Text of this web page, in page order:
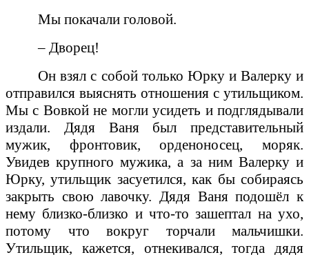
Мы покачали головой.
– Дворец!
Он взял с собой только Юрку и Валерку и
отправился выяснять отношения с утильщиком.
Мы с Вовкой не могли усидеть и подглядывали
издали. Дядя Ваня был представительный
мужик, фронтовик, орденоносец, моряк.
Увидев крупного мужика, а за ним Валерку и
Юрку, утильщик засуетился, как бы собираясь
закрыть свою лавочку. Дядя Ваня подошёл к
нему близко-близко и что-то зашептал на ухо,
потому что вокруг торчали мальчишки.
Утильщик, кажется, отнекивался, тогда дядя